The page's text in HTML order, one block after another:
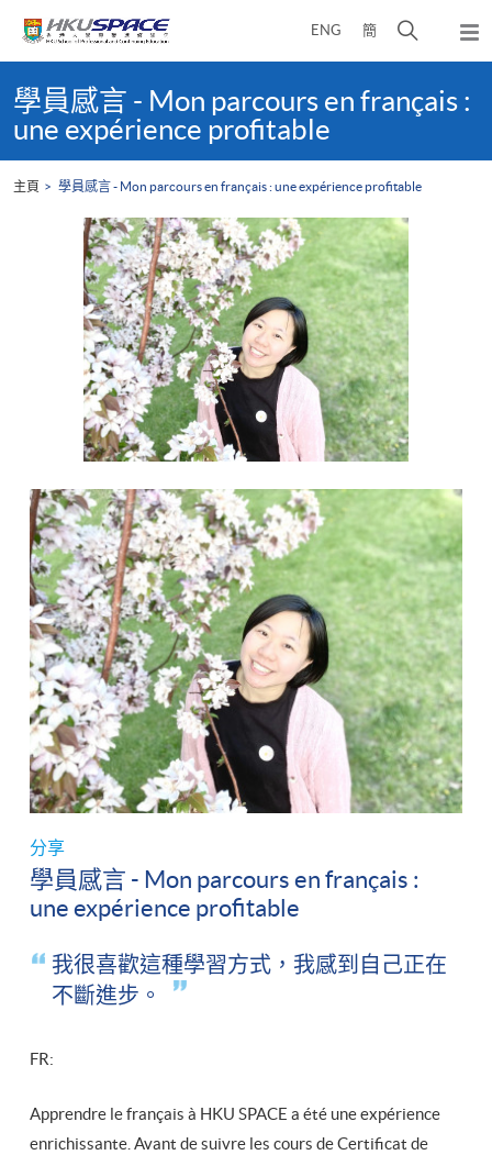
ENG 簡
開
尋
面
彈
出
選
content
start學員感言 - Mon parcours en français :
une expérience profitable
主頁 學員感言 - Mon parcours en français : une expérience profitable
分享
學員感言 - Mon parcours en français :
une expérience profitable
我很喜歡這種學習方式，我感到自己正在
不斷進步。
FR:
Apprendre le français à HKU SPACE a été une expérience
enrichissante. Avant de suivre les cours de Certificat de